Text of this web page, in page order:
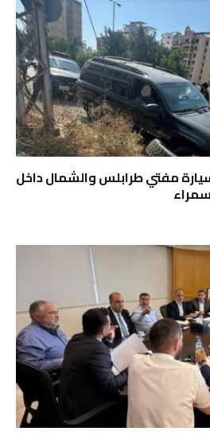
مفتي طرابلس والشمال داخل